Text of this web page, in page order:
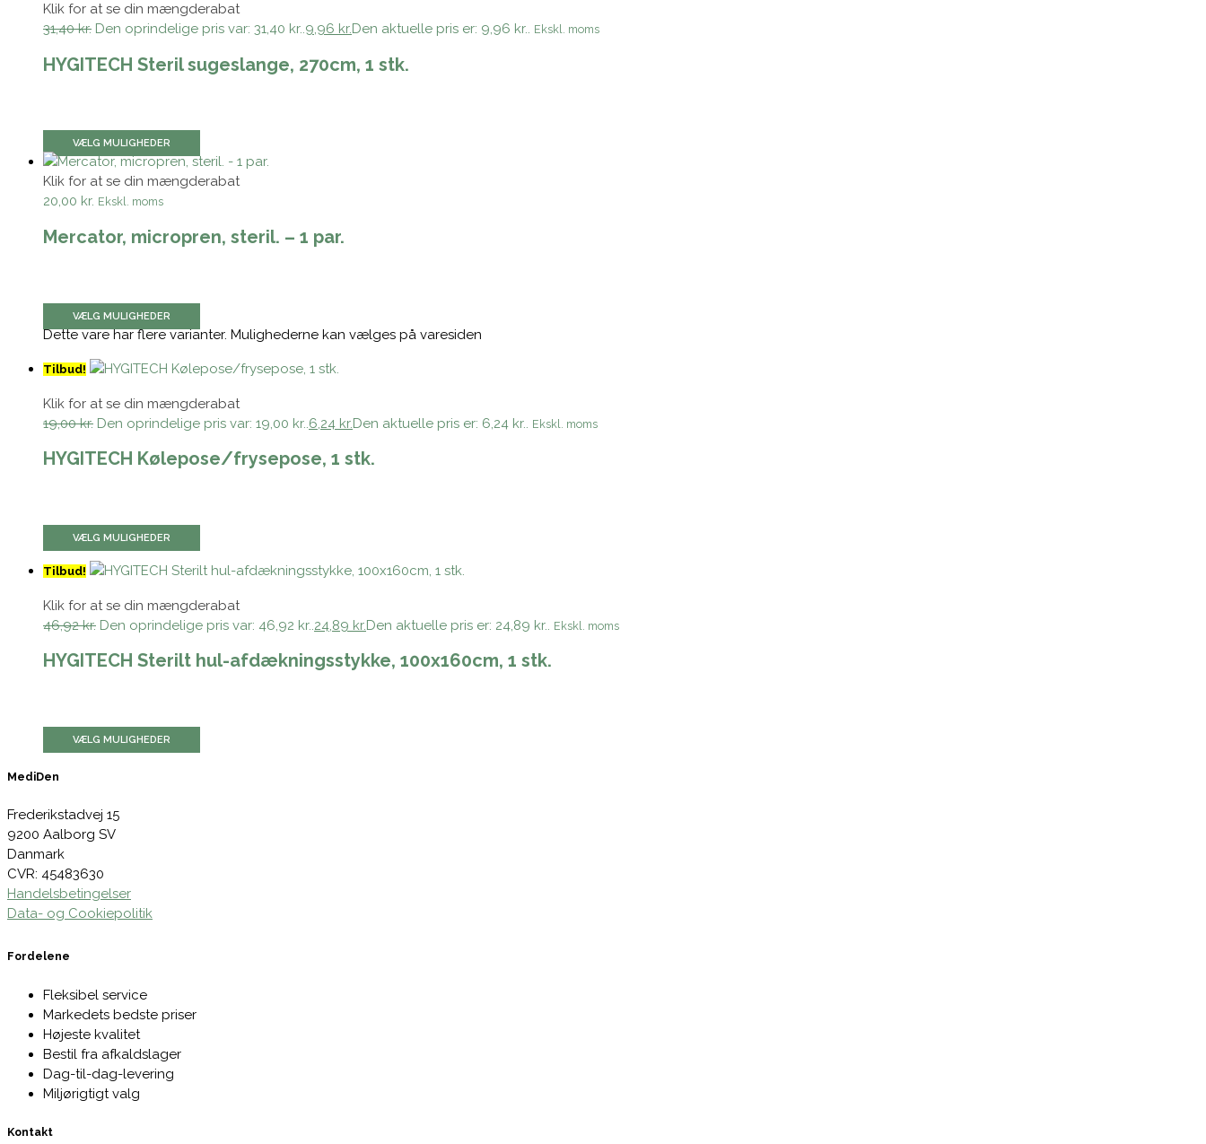
Klik for at se din mængderabat
31,40 kr. Den oprindelige pris var: 31,40 kr..9,96 kr.Den aktuelle pris er: 9,96 kr.. Ekskl. moms
HYGITECH Steril sugeslange, 270cm, 1 stk.
VÆLG MULIGHEDER
Klik for at se din mængderabat
20,00 kr. Ekskl. moms
Mercator, micropren, steril. – 1 par.
VÆLG MULIGHEDER
Dette vare har flere varianter. Mulighederne kan vælges på varesiden
Tilbud!
Klik for at se din mængderabat
19,00 kr. Den oprindelige pris var: 19,00 kr.. 6,24 kr.Den aktuelle pris er: 6,24 kr.. Ekskl. moms
HYGITECH Kølepose/frysepose, 1 stk.
VÆLG MULIGHEDER
Tilbud!
Klik for at se din mængderabat
46,92 kr. Den oprindelige pris var: 46,92 kr..24,89 kr.Den aktuelle pris er: 24,89 kr.. Ekskl. moms
HYGITECH Sterilt hul-afdækningsstykke, 100x160cm, 1 stk.
VÆLG MULIGHEDER
MediDen
Frederikstadvej 15
9200 Aalborg SV
Danmark
CVR: 45483630
Handelsbetingelser
Data- og Cookiepolitik
Fordelene
Fleksibel service
Markedets bedste priser
Højeste kvalitet
Bestil fra afkaldslager
Dag-til-dag-levering
Miljørigtigt valg
Kontakt